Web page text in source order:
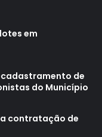
em
de
do Município
contratação de